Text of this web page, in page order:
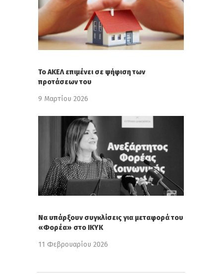
Το ΑΚΕΛ επιμένει σε ψήφιση των
προτάσεων του
9 Μαρτίου 2026
Να υπάρξουν συγκλίσεις για μεταφορά του
«Φορέα» στο ΙΚΥΚ
11 Φεβρουαρίου 2026